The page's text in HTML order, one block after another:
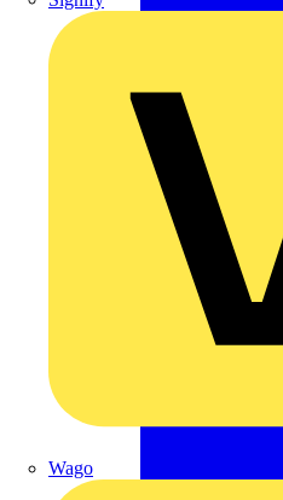
Wago